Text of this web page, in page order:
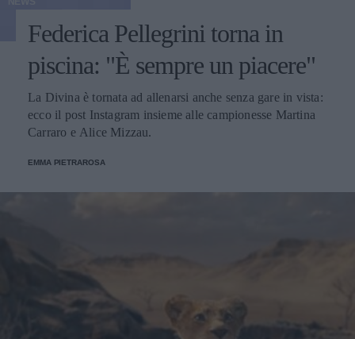
Federica Pellegrini torna in
piscina: "È sempre un piacere"
La Divina è tornata ad allenarsi anche senza gare in vista:
ecco il post Instagram insieme alle campionesse Martina
Carraro e Alice Mizzau.
EMMA PIETRAROSA